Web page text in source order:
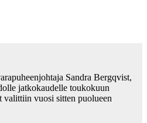
Sandra Bergqvist,
jatkokaudelle toukokuun
valittiin vuosi sitten puolueen